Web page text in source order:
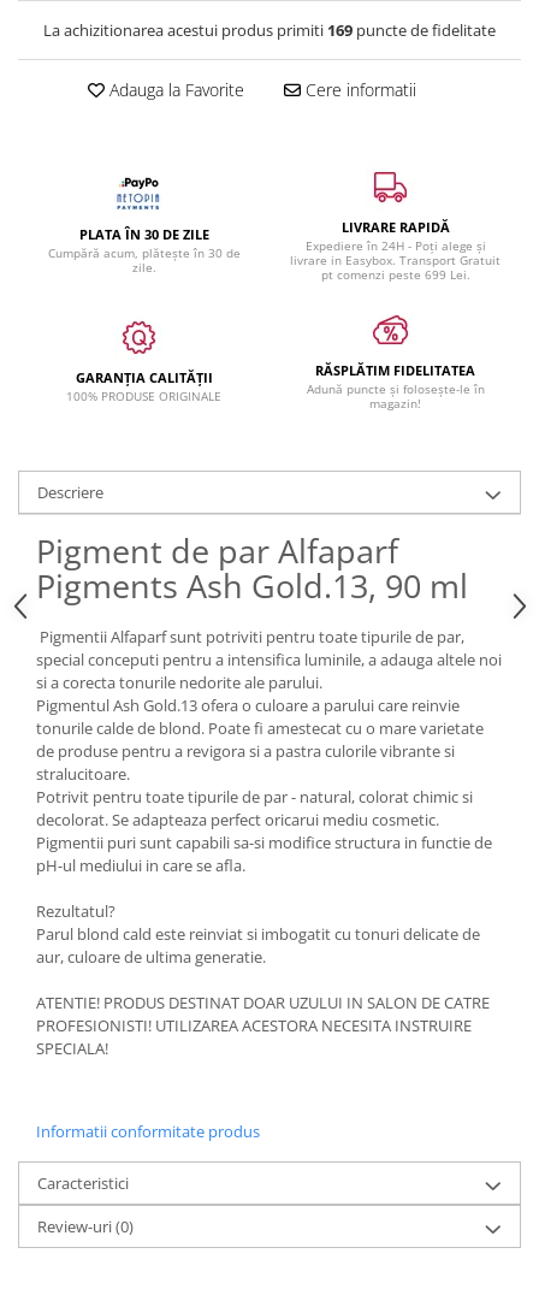
La achizitionarea acestui produs primiti 169 puncte de fidelitate
Adauga la Favorite Cere informatii
PLATA ÎN 30 DE ZILE
Cumpără acum, plătește în 30 de
zile.
LIVRARE RAPIDĂ
Expediere în 24H - Poți alege și
livrare in Easybox. Transport Gratuit
pt comenzi peste 699 Lei.
GARANȚIA CALITĂȚII
100% PRODUSE ORIGINALE
RĂSPLĂTIM FIDELITATEA
Adună puncte și folosește-le în
magazin!
Descriere
Pigment de par Alfaparf
Pigments Ash Gold.13, 90 ml
Pigmentii Alfaparf sunt potriviti pentru toate tipurile de par,
special conceputi pentru a intensifica luminile, a adauga altele noi
si a corecta tonurile nedorite ale parului.
Pigmentul Ash Gold.13 ofera o culoare a parului care reinvie
tonurile calde de blond. Poate fi amestecat cu o mare varietate
de produse pentru a revigora si a pastra culorile vibrante si
stralucitoare.
Potrivit pentru toate tipurile de par - natural, colorat chimic si
decolorat. Se adapteaza perfect oricarui mediu cosmetic.
Pigmentii puri sunt capabili sa-si modifice structura in functie de
pH-ul mediului in care se afla.
Rezultatul?
Parul blond cald este reinviat si imbogatit cu tonuri delicate de
aur, culoare de ultima generatie.
ATENTIE! PRODUS DESTINAT DOAR UZULUI IN SALON DE CATRE
PROFESIONISTI! UTILIZAREA ACESTORA NECESITA INSTRUIRE
SPECIALA!
Informatii conformitate produs
Caracteristici
Review-uri(0)